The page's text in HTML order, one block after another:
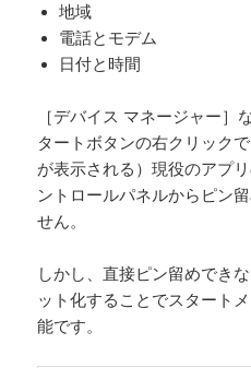
地域
電話とモデム
日付と時間
［デバイス マネージャー］
タートボタンの右クリック
が表示される）現役のアプ
ントロールパネルからピン
せん。
しかし、直接ピン留めでき
ット化することでスタート
能です。